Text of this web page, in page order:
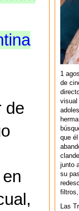
de
1
de
visual
que
junto
su
filtros,
Las